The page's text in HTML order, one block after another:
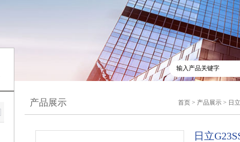
产品展示 首页 > 产品展示 > 日
日立